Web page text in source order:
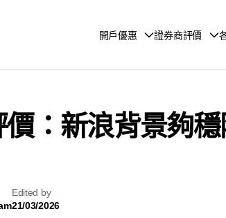
開戶優惠 證券商評價
：新浪背景夠
Edited by
21/03/2026